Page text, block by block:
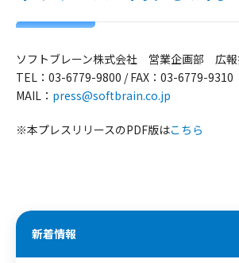
ソフトブレーン株式会社 営業企画部 広
TEL：03-6779-9800 / FAX：03-6779-9310
MAIL： press@softbrain.co.jp
※本プレスリリースのPDF版はこちら
新着情報